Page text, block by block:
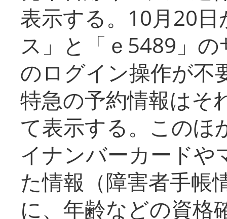
表示する。10月20
ス」と「ｅ5489」
のログイン操作が不
特急の予約情報はそ
て表示する。このほ
イナンバーカードや
た情報（障害者手帳
に、年齢などの資格